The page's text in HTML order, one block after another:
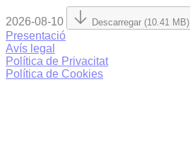
2026-08-10 Descarregar (10.41 MB)
Presentació
Avís legal
Política de Privacitat
Política de Cookies